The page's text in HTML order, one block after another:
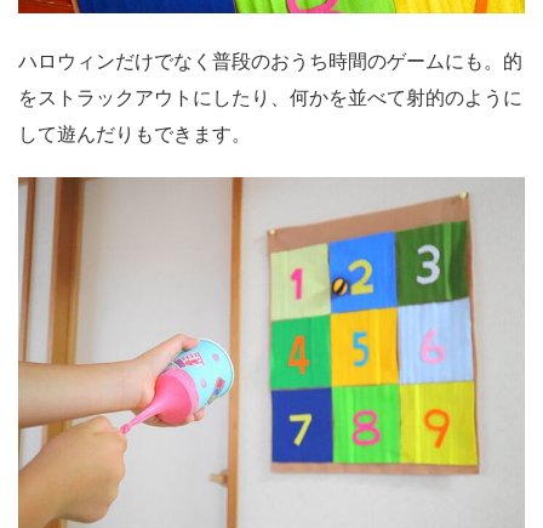
ハロウィンだけでなく普段のおうち時間のゲームにも。的
をストラックアウトにしたり、何かを並べて射的のように
して遊んだりもできます。